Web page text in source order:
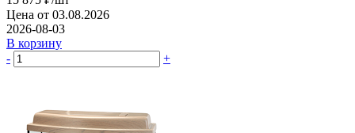
Цена от 03.08.2026
2026-08-03
В корзину
-
+